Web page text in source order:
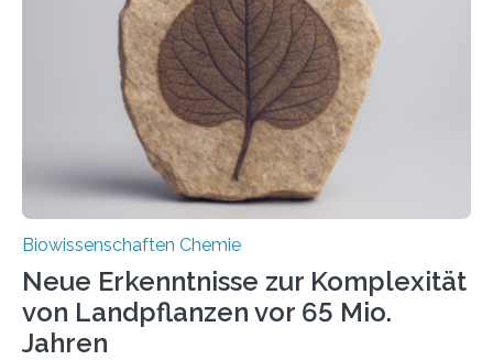
peroxisomalen Proteintransports in der Bäckerhefe
Saccharomyces cerevisiae entdeckt, der für die
Funktionsfähigkeit der Organellen entscheidend ist. Die
Studie wurde am 28. Oktober 2025 in der
Fachzeitschrift…
Biowissenschaften Chemie
Neue Erkenntnisse zur Komplexität
von Landpflanzen vor 65 Mio.
Jahren